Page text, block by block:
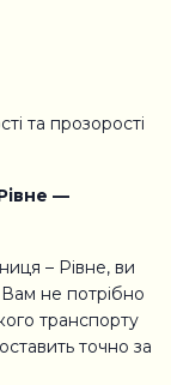
та прозорості
—
– Рівне, ви
не потрібно
транспорту
точно за